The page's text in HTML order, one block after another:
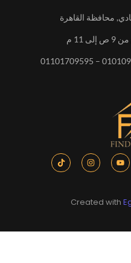
محافظة القاهرة
11 م